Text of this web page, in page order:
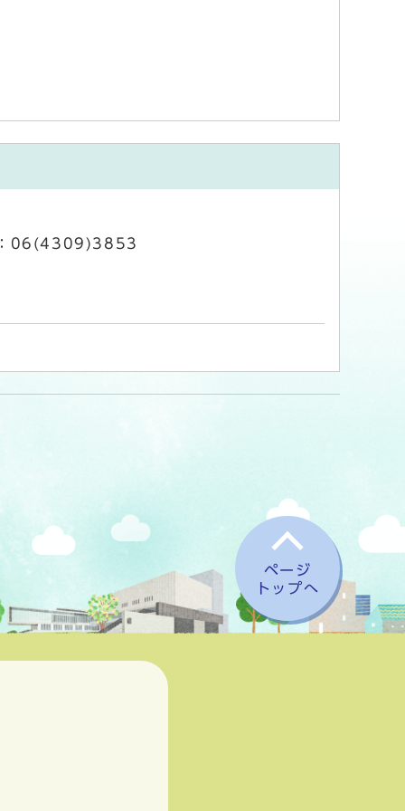
06(4309)3853
ページ
トップへ